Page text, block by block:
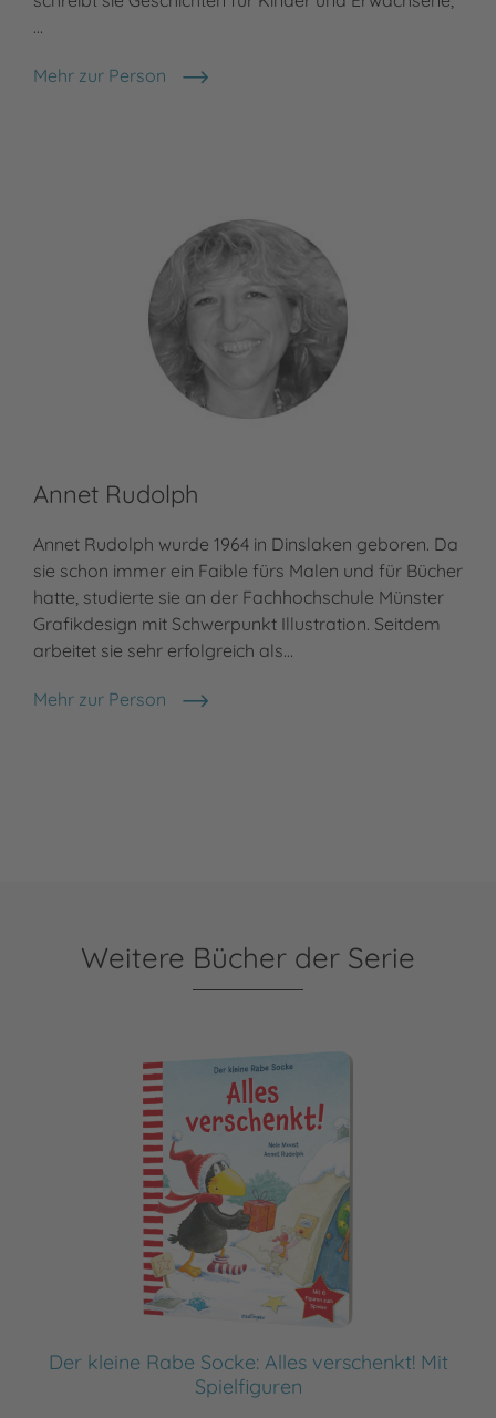
…
Mehr zur Person
Nele Moost
Annet Rudolph
Annet Rudolph wurde 1964 in Dinslaken geboren. Da
sie schon immer ein Faible fürs Malen und für Bücher
hatte, studierte sie an der Fachhochschule Münster
Grafikdesign mit Schwerpunkt Illustration. Seitdem
arbeitet sie sehr erfolgreich als…
Mehr zur Person
Annet Rudolph
Weitere Bücher der Serie
Der kleine Rabe Socke: Alles verschenkt! Mit
Spielfiguren